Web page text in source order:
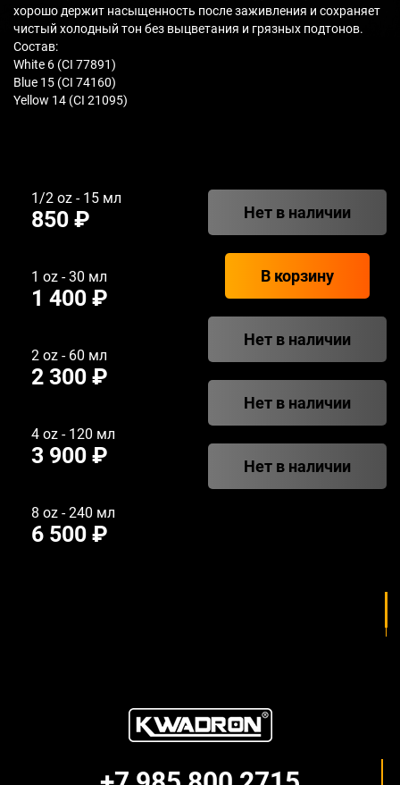
хорошо держит насыщенность после заживления и сохраняет
чистый холодный тон без выцветания и грязных подтонов.
Состав:
White 6 (CI 77891)
Blue 15 (CI 74160)
Yellow 14 (CI 21095)
1/2 oz - 15 мл
850 ₽
1 oz - 30 мл
1 400 ₽
2 oz - 60 мл
2 300 ₽
4 oz - 120 мл
3 900 ₽
8 oz - 240 мл
6 500 ₽
Нет в наличии
В корзину
Нет в наличии
Нет в наличии
Нет в наличии